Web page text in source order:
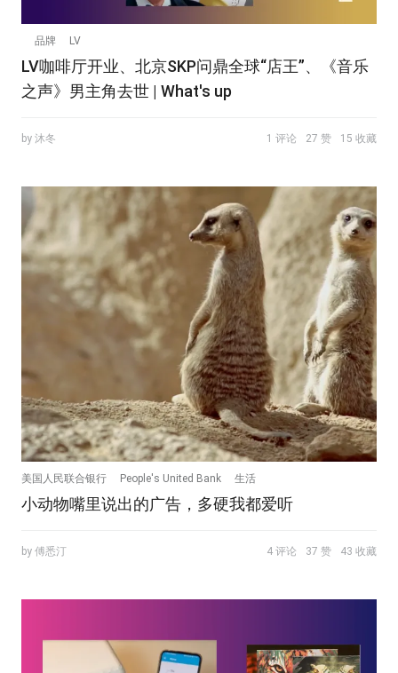
品牌 LV
LV咖啡厅开业、北京SKP问鼎全球“店王”、《音乐
之声》男主角去世 | What's up
by 沐冬 1 评论 27 赞 15 收藏
美国人民联合银行 People's United Bank 生活
小动物嘴里说出的广告，多硬我都爱听
by 傅悉汀 4 评论 37 赞 43 收藏